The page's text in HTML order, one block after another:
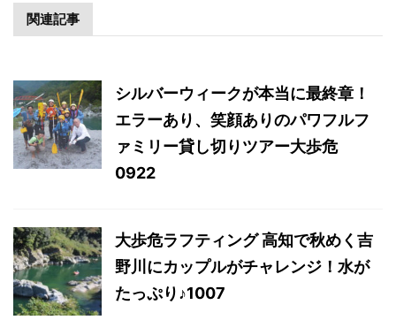
関連記事
シルバーウィークが本当に最終章！
エラーあり、笑顔ありのパワフルフ
ァミリー貸し切りツアー大歩危
0922
大歩危ラフティング 高知で秋めく吉
野川にカップルがチャレンジ！水が
たっぷり♪1007